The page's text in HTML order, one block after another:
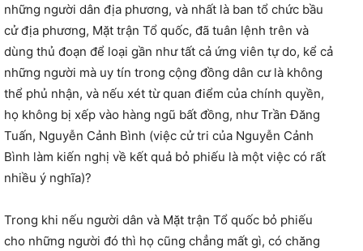
những người dân địa phương, và nhất là ban tổ chức bầu
cử địa phương, Mặt trận Tổ quốc, đã tuân lệnh trên và
dùng thủ đoạn để loại gần như tất cả ứng viên tự do, kể cả
những người mà uy tín trong cộng đồng dân cư là không
thể phủ nhận, và nếu xét từ quan điểm của chính quyền,
họ không bị xếp vào hàng ngũ bất đồng, như Trần Đăng
Tuấn, Nguyễn Cảnh Bình (việc cử tri của Nguyễn Cảnh
Bình làm kiến nghị về kết quả bỏ phiếu là một việc có rất
nhiều ý nghĩa)?
Trong khi nếu người dân và Mặt trận Tổ quốc bỏ phiếu
cho những người đó thì họ cũng chẳng mất gì, có chăng